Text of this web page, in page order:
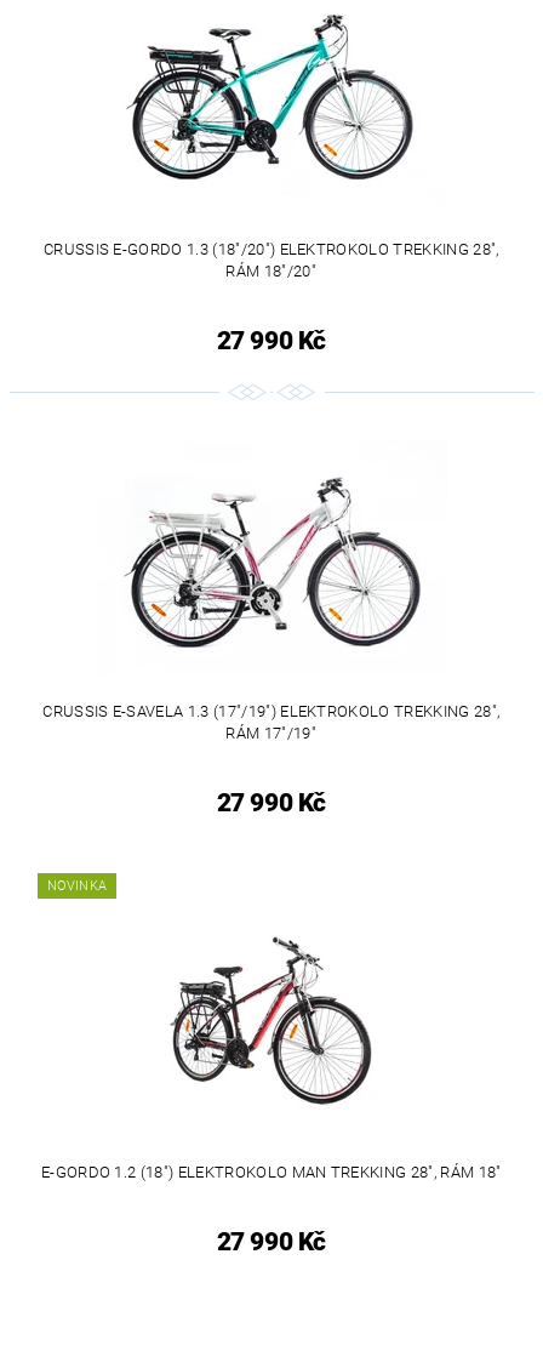
CRUSSIS E-GORDO 1.3 (18"/20") ELEKTROKOLO TREKKING 28",
RÁM 18"/20"
27 990 Kč
CRUSSIS E-SAVELA 1.3 (17"/19") ELEKTROKOLO TREKKING 28",
RÁM 17"/19"
27 990 Kč
NOVINKA
E-GORDO 1.2 (18") ELEKTROKOLO MAN TREKKING 28", RÁM 18"
27 990 Kč